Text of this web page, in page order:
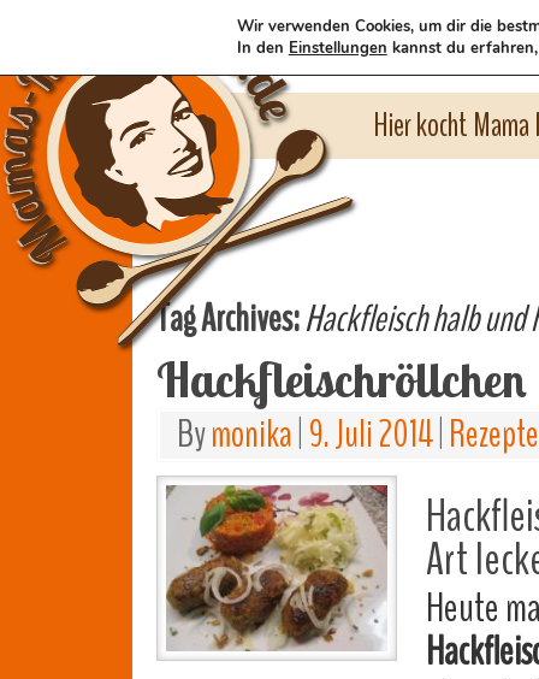
Hier kocht
Tag Archives:Hackfleisch halb und
Hackfleischröllchen
Bymonika 9. Juli 2014 Rezepte
Art
Heute
Wir verwenden Cookies, um dir die
In den Einstellungen kannst du